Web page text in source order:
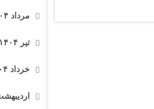
مرداد ۱۴۰۴
تیر ۱۴۰۴
خرداد ۱۴۰۴
اردیبهشت